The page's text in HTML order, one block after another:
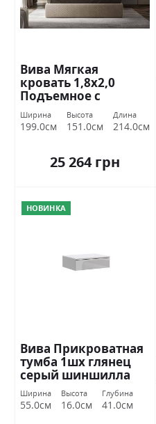
Вива Мягкая
кровать 1,8х2,0
Подъемное с
каркасом Міромарк
Ширина
199.0см
Высота
151.0см
Длина
214.0см
25 264 грн
НОВИНКА
Вива Прикроватная
тумба 1шх глянец
серый шиншилла
Міромарк
Ширина
55.0см
Высота
16.0см
Глубина
41.0см